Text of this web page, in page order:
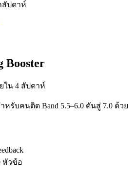
สัปดาห์
Booster
ใน 4 สัปดาห์
หรับคนติด Band 5.5–6.0 ดันสู่ 7.0 ด้วย
หัวข้อ